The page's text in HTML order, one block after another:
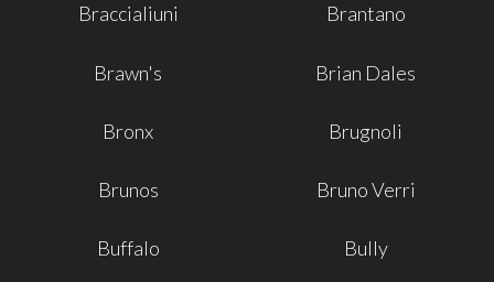
Braccialiuni Brantano
Brawn's Brian Dales
Bronx Brugnoli
Brunos Bruno Verri
Buffalo Bully